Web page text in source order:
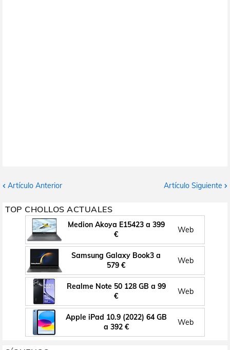
Artículo Anterior Artículo Siguiente
TOP CHOLLOS ACTUALES
Medion Akoya E15423 a 399
€
Web
Samsung Galaxy Book3 a
579 €
Web
Realme Note 50 128 GB a 99
€
Web
Apple iPad 10.9 (2022) 64 GB
a 392 €
Web